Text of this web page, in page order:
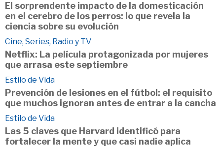
El sorprendente impacto de la domesticación
en el cerebro de los perros: lo que revela la
ciencia sobre su evolución
Cine, Series, Radio y TV
Netflix: La película protagonizada por mujeres
que arrasa este septiembre
Estilo de Vida
Prevención de lesiones en el fútbol: el requisito
que muchos ignoran antes de entrar a la cancha
Estilo de Vida
Las 5 claves que Harvard identificó para
fortalecer la mente y que casi nadie aplica